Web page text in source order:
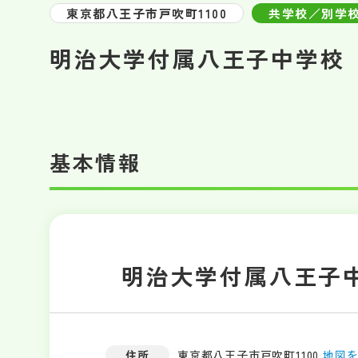
東京都八王子市戸吹町1100 共学校／別学
明治大学付属八王子中学校
基本情報
明治大学付属八王子
住所 東京都八王子市戸吹町1100地図